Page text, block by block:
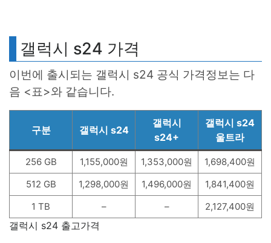
갤럭시 s24 가격
이번에 출시되는 갤럭시 s24 공식 가격정보는 다
음 <표>와 같습니다.
구분 갤럭시 s24
갤럭시
s24+
갤럭시 s24
울트라
256 GB 1,155,000원 1,353,000원
1,698,400원
512 GB
1,298,000원 1,496,000원
1,841,400원
1 TB
– – 2,127,400원
갤럭시 s24 출고가격